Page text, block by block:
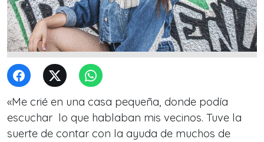
«Me crié en una casa pequeña, donde podía
escuchar lo que hablaban mis vecinos. Tuve la
suerte de contar con la ayuda de muchos de